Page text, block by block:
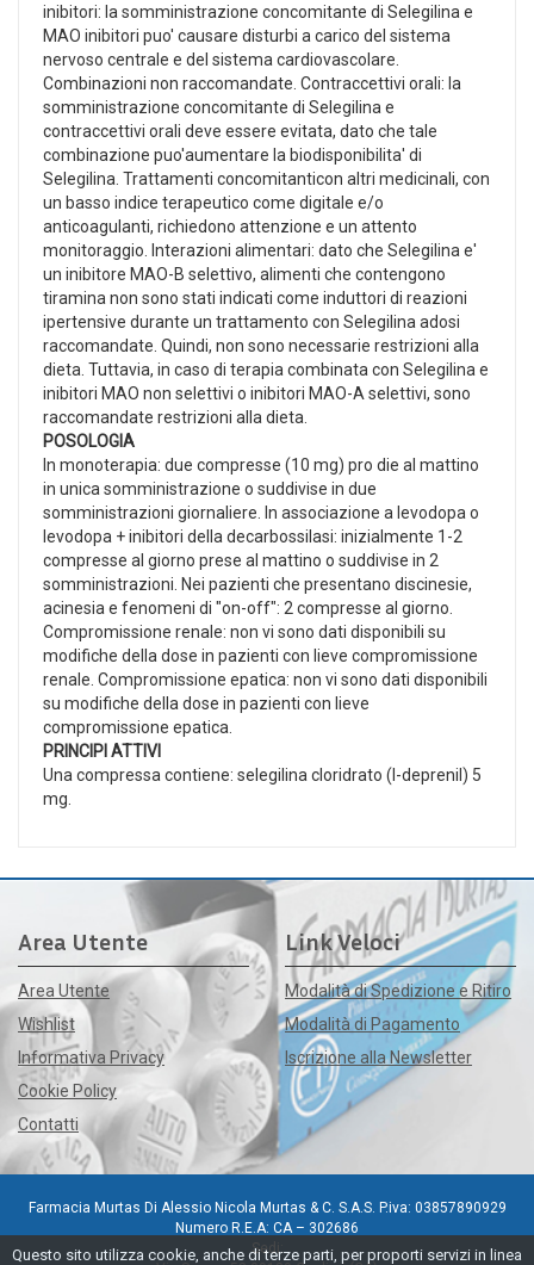
Questo sito utilizza cookie, anche di terze parti, per proporti servizi in linea
inibitori: la somministrazione concomitante di Selegilina e
MAO inibitori puo' causare disturbi a carico del sistema
nervoso centrale e del sistema cardiovascolare.
Combinazioni non raccomandate. Contraccettivi orali: la
somministrazione concomitante di Selegilina e
contraccettivi orali deve essere evitata, dato che tale
combinazione puo'aumentare la biodisponibilita' di
Selegilina. Trattamenti concomitanticon altri medicinali, con
un basso indice terapeutico come digitale e/o
anticoagulanti, richiedono attenzione e un attento
monitoraggio. Interazioni alimentari: dato che Selegilina e'
un inibitore MAO-B selettivo, alimenti che contengono
tiramina non sono stati indicati come induttori di reazioni
ipertensive durante un trattamento con Selegilina adosi
raccomandate. Quindi, non sono necessarie restrizioni alla
dieta. Tuttavia, in caso di terapia combinata con Selegilina e
inibitori MAO non selettivi o inibitori MAO-A selettivi, sono
raccomandate restrizioni alla dieta.
POSOLOGIA
In monoterapia: due compresse (10 mg) pro die al mattino
in unica somministrazione o suddivise in due
somministrazioni giornaliere. In associazione a levodopa o
levodopa + inibitori della decarbossilasi: inizialmente 1-2
compresse al giorno prese al mattino o suddivise in 2
somministrazioni. Nei pazienti che presentano discinesie,
acinesia e fenomeni di "on-off": 2 compresse al giorno.
Compromissione renale: non vi sono dati disponibili su
modifiche della dose in pazienti con lieve compromissione
renale. Compromissione epatica: non vi sono dati disponibili
su modifiche della dose in pazienti con lieve
compromissione epatica.
PRINCIPI ATTIVI
Una compressa contiene: selegilina cloridrato (l-deprenil) 5
mg.
Area Utente
Area Utente
Wishlist
Informativa Privacy
Cookie Policy
Contatti
Link Veloci
Modalità di Spedizione e Ritiro
Modalità di Pagamento
Iscrizione alla Newsletter
Farmacia Murtas Di Alessio Nicola Murtas & C. S.A.S. P.iva: 03857890929
Numero R.E.A: CA – 302686
Sedi: